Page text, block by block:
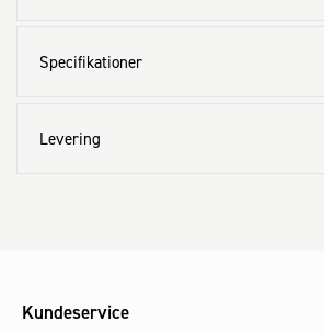
Specifikationer
Levering
Kundeservice